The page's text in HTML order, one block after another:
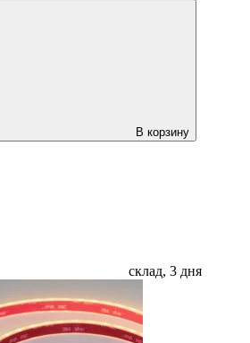
В корзину
склад, 3 дня